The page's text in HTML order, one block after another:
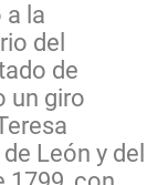
a la
del
de
un giro
León y del